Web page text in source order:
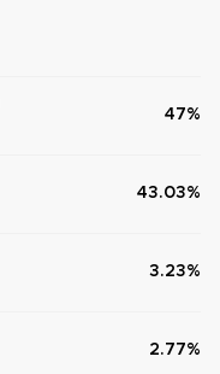
47%
43.03%
3.23%
2.77%